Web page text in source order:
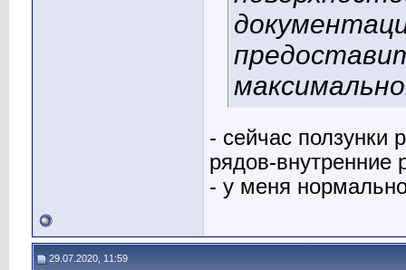
- сейчас ползунки
рядов-внутренние
- у меня
29.07.2020, 11:59